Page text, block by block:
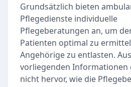
Grundsätzlich bieten
Pflegedienste individuelle
Pflegeberatungen an, um
Patienten optimal zu
Angehörige zu entlasten.
vorliegenden Informationen
nicht hervor, wie die